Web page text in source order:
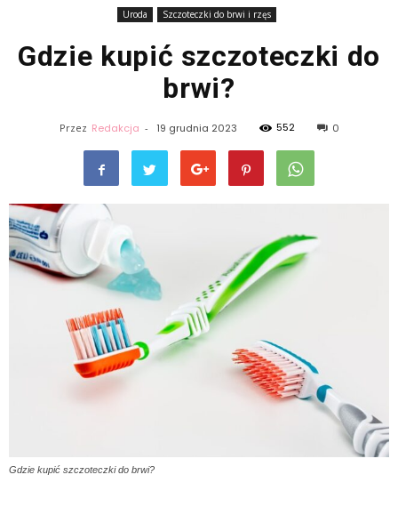
Uroda Szczoteczki do brwi i rzęs
Gdzie kupić szczoteczki do
brwi?
Przez Redakcja - 19 grudnia 2023 552 0
Gdzie kupić szczoteczki do brwi?